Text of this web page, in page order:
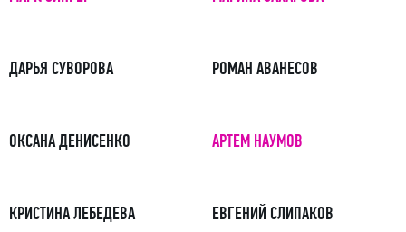
ДАРЬЯ СУВОРОВА РОМАН АВАНЕСОВ
ОКСАНА ДЕНИСЕНКО АРТЕМ НАУМОВ
КРИСТИНА ЛЕБЕДЕВА ЕВГЕНИЙ СЛИПАКОВ